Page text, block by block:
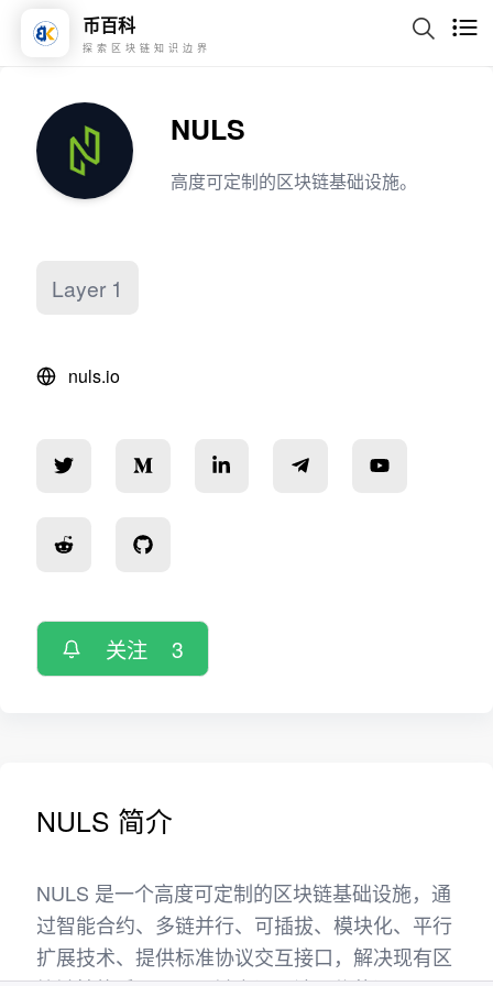
币百科
探索区块链知识边界
NULS
高度可定制的区块链基础设施。
Layer 1
nuls.io
关注 3
NULS 简介
NULS 是一个高度可定制的区块链基础设施，通
过智能合约、多链并行、可插拔、模块化、平行
扩展技术、提供标准协议交互接口，解决现有区